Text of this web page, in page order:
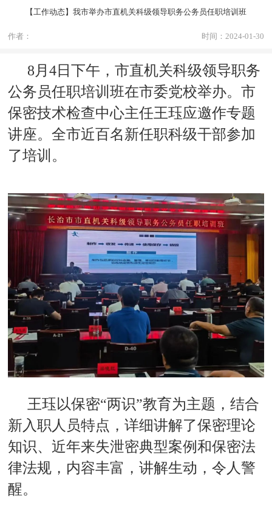
【工作动态】我市举办市直机关科级领导职务公务员任职培训班
作者： 时间：2024-01-30
8月4日下午，市直机关科级领导职务
公务员任职培训班在市委党校举办。市
保密技术检查中心主任王珏应邀作专题
讲座。全市近百名新任职科级干部参加
了培训。
王珏以保密“两识”教育为主题，结合
新入职人员特点，详细讲解了保密理论
知识、近年来失泄密典型案例和保密法
律法规，内容丰富，讲解生动，令人警
醒。